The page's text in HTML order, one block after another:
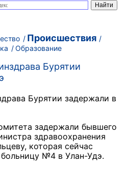
Происшествия
Образование
Бурятии
Бурятии задержали в
задержали бывшего
здравоохранения
которая сейчас
больницу №4 в Улан-Удэ.